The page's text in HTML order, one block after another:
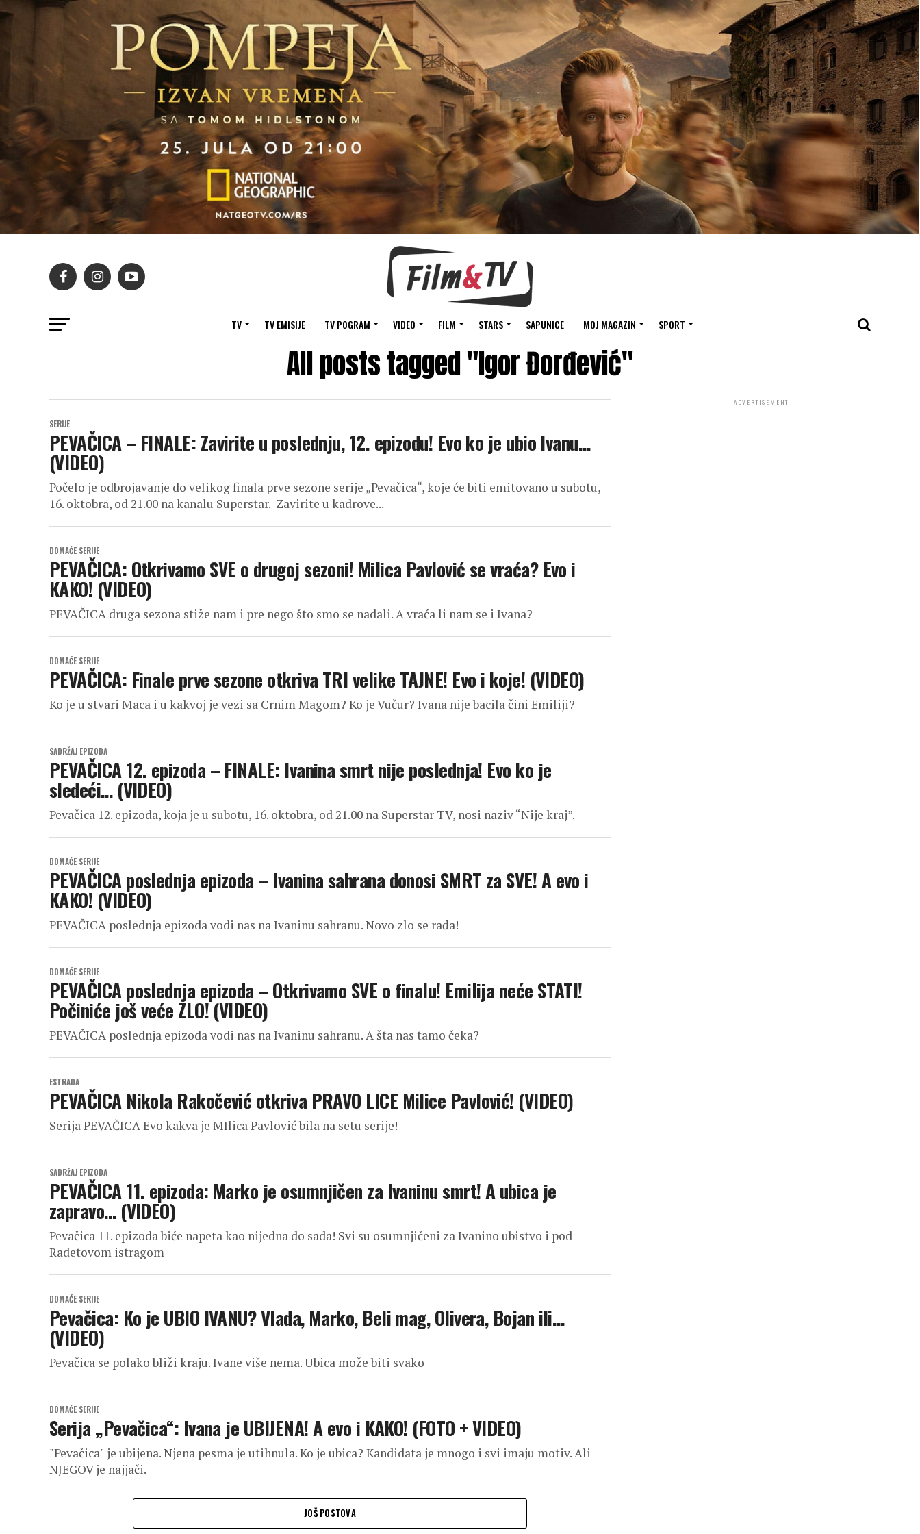
TV TV EMISIJE TV POGRAM VIDEO FILM STARS SAPUNICE MOJ MAGAZIN SPORT
All posts tagged "Igor Đorđević"
SERIJE
PEVAČICA – FINALE: Zavirite u poslednju, 12. epizodu! Evo ko je ubio Ivanu…
(VIDEO)
Počelo je odbrojavanje do velikog finala prve sezone serije „Pevačica“, koje će biti emitovano u subotu,
16. oktobra, od 21.00 na kanalu Superstar. Zavirite u kadrove...
DOMAĆE SERIJE
PEVAČICA: Otkrivamo SVE o drugoj sezoni! Milica Pavlović se vraća? Evo i
KAKO! (VIDEO)
PEVAČICA druga sezona stiže nam i pre nego što smo se nadali. A vraća li nam se i Ivana?
DOMAĆE SERIJE
PEVAČICA: Finale prve sezone otkriva TRI velike TAJNE! Evo i koje! (VIDEO)
Ko je u stvari Maca i u kakvoj je vezi sa Crnim Magom? Ko je Vučur? Ivana nije bacila čini Emiliji?
SADRŽAJ EPIZODA
PEVAČICA 12. epizoda – FINALE: Ivanina smrt nije poslednja! Evo ko je
sledeći… (VIDEO)
Pevačica 12. epizoda, koja je u subotu, 16. oktobra, od 21.00 na Superstar TV, nosi naziv “Nije kraj”.
DOMAĆE SERIJE
PEVAČICA poslednja epizoda – Ivanina sahrana donosi SMRT za SVE! A evo i
KAKO! (VIDEO)
PEVAČICA poslednja epizoda vodi nas na Ivaninu sahranu. Novo zlo se rađa!
DOMAĆE SERIJE
PEVAČICA poslednja epizoda – Otkrivamo SVE o finalu! Emilija neće STATI!
Počiniće još veće ZLO! (VIDEO)
PEVAČICA poslednja epizoda vodi nas na Ivaninu sahranu. A šta nas tamo čeka?
ESTRADA
PEVAČICA Nikola Rakočević otkriva PRAVO LICE Milice Pavlović! (VIDEO)
Serija PEVAČICA Evo kakva je MIlica Pavlović bila na setu serije!
SADRŽAJ EPIZODA
PEVAČICA 11. epizoda: Marko je osumnjičen za Ivaninu smrt! A ubica je
zapravo… (VIDEO)
Pevačica 11. epizoda biće napeta kao nijedna do sada! Svi su osumnjičeni za Ivanino ubistvo i pod
Radetovom istragom
DOMAĆE SERIJE
Pevačica: Ko je UBIO IVANU? Vlada, Marko, Beli mag, Olivera, Bojan ili…
(VIDEO)
Pevačica se polako bliži kraju. Ivane više nema. Ubica može biti svako
DOMAĆE SERIJE
Serija „Pevačica“: Ivana je UBIJENA! A evo i KAKO! (FOTO + VIDEO)
"Pevačica" je ubijena. Njena pesma je utihnula. Ko je ubica? Kandidata je mnogo i svi imaju motiv. Ali
NJEGOV je najjači.
JOŠ POSTOVA
ADVERTISEMENT